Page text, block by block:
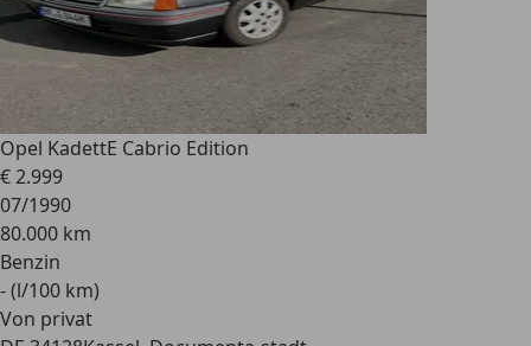
Opel KadettE Cabrio Edition
€ 2.999
07/1990
80.000 km
Benzin
- (l/100 km)
Von privat